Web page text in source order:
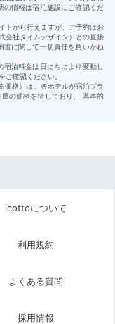
icottoについて
利用規約
よくある質問
採用情報